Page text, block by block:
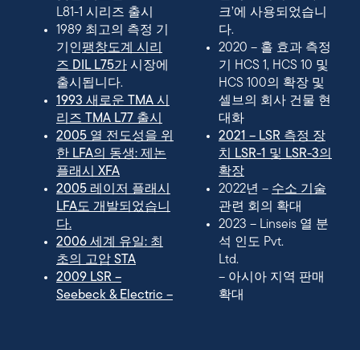
L81-1 시리즈 출시
1989 최고의 측정 기
기인팽창도계 시리
즈 DIL L75가 시장에
출시됩니다.
1993 새로운 TMA 시
리즈 TMA L77 출시
2005 열 전도성을 위
한 LFA의 동생: 제논
플래시 XFA
2005 레이저 플래시
LFA도 개발되었습니
다.
2006 세계 유일: 최
초의 고압 STA
2009 LSR –
Seebeck & Electric –
크’에 사용되었습니
다.
2020 – 홀 효과 측정
기 HCS 1, HCS 10 및
HCS 100의 확장 및
셀브의 회사 건물 현
대화
2021 – LSR 측정 장
치
LSR-1 및 LSR-3의
확장
2022년 – 수소 기술
관련 회의 확대
2023 – Linseis 열 분
석 인도 Pvt.
Ltd.
– 아시아 지역 판매
확대